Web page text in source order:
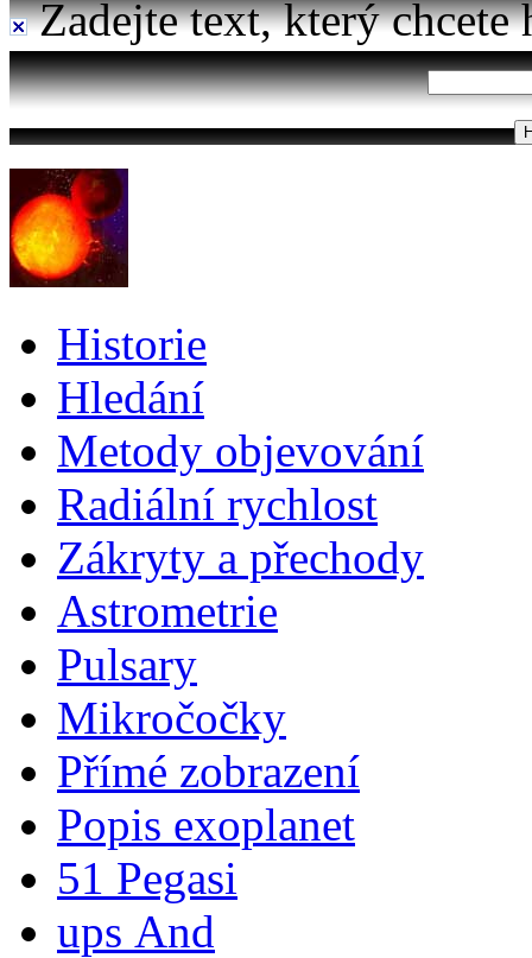
Zadejte text, který chcete
Historie
Hledání
Metody objevování
Radiální rychlost
Zákryty a přechody
Astrometrie
Pulsary
Mikročočky
Přímé zobrazení
Popis exoplanet
51 Pegasi
ups And